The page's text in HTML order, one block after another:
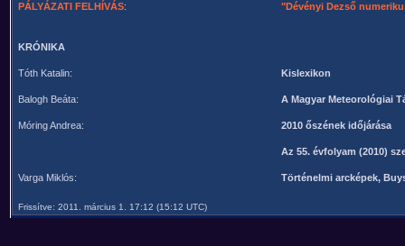
PÁLYÁZATI FELHÍVÁS: "Dévényi Dezső
KRÓNIKA
Tóth Katalin: Kislexikon
Balogh Beáta: A Magyar Meteorológiai
Móring Andrea: 2010 őszének időjárása
Az 55. évfolyam (2010)
Varga Miklós: Történelmi arcképek,
Frissítve: 2011. március 1. 17:12 (15:12 UTC)